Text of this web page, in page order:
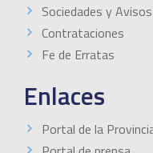
Sociedades y
Contrataciones
Fe de Erratas
Enlaces
Portal de la